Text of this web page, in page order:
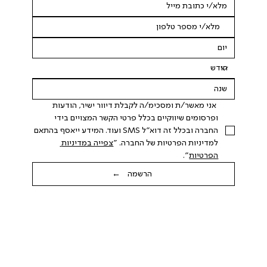
אני מאשר/ת ומסכימ/ה לקבלת דיוור ישיר, הודעות
החברה ובכלל זה דוא"ל SMS ועוד. המידע ייאסף בהתאם
למדיניות הפרטיות של החברה. "
צפייה במדיניות
הפרטיות".
הרשמה ←